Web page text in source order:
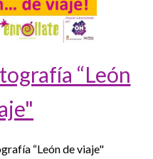
“León
“León de viaje"